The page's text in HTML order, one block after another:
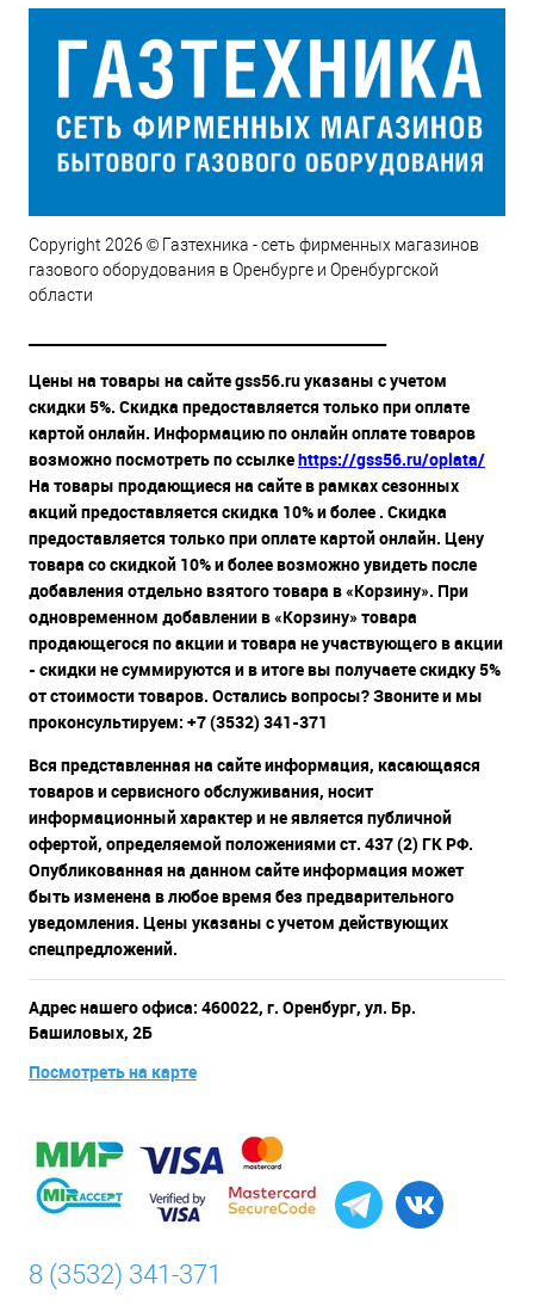
Copyright 2026 © Газтехника - сеть фирменных магазинов
газового оборудования в Оренбурге и Оренбургской
области
Цены на товары на сайте gss56.ru указаны с учетом
скидки 5%. Скидка предоставляется только при оплате
картой онлайн. Информацию по онлайн оплате товаров
возможно посмотреть по ссылкеhttps://gss56.ru/oplata/
На товары продающиеся на сайте в рамках сезонных
акций предоставляется скидка 10% и более . Скидка
предоставляется только при оплате картой онлайн. Цену
товара со скидкой 10% и более возможно увидеть после
добавления отдельно взятого товара в «Корзину». При
одновременном добавлении в «Корзину» товара
продающегося по акции и товара не участвующего в акции
- скидки не суммируются и в итоге вы получаете скидку 5%
от стоимости товаров. Остались вопросы? Звоните и мы
проконсультируем: +7 (3532) 341-371
Вся представленная на сайте информация, касающаяся
товаров и сервисного обслуживания, носит
информационный характер и не является публичной
офертой, определяемой положениями ст. 437 (2) ГК РФ.
Опубликованная на данном сайте информация может
быть изменена в любое время без предварительного
уведомления. Цены указаны с учетом действующих
спецпредложений.
Адрес нашего офиса: 460022, г. Оренбург, ул. Бр.
Башиловых, 2Б
Посмотреть на карте
8 (3532) 341-371